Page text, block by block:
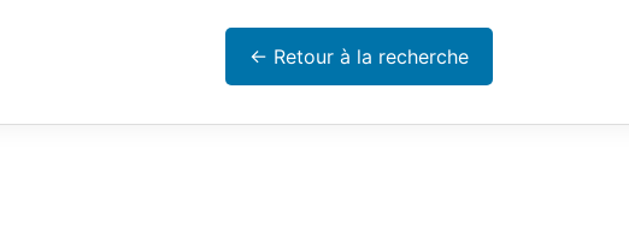
← Retour à la recherche